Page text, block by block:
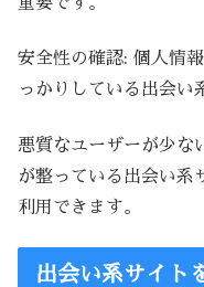
安全性の確認: 個人情
っかりしている出会い
悪質なユーザーが少な
が整っている出会い系
利用できます。
出会い系サイト